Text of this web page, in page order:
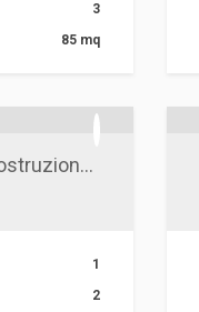
3
85 mq
——VENDUTA—-Recente costruzione-Rione Martucci
1
2